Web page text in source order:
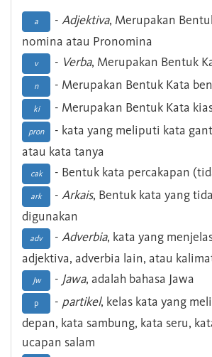
a - Adjektiva, Merupakan
nomina atau Pronomina
v - Verba, Merupakan Bentuk
n - Merupakan Bentuk Kata
ki - Merupakan Bentuk Kata
pron
- kata yang meliputi kata
atau kata tanya
cak - Bentuk kata percakapan
ark - Arkais, Bentuk kata yang
digunakan
adv - Adverbia, kata yang
adjektiva, adverbia lain, atau
Jw - Jawa, adalah bahasa Jawa
p - partikel, kelas kata yang
depan, kata sambung, kata seru,
ucapan salam